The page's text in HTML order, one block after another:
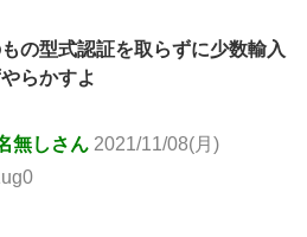
の型式認証を取らずに少数輸入
らかすよ
無しさん 2021/11/08(月)